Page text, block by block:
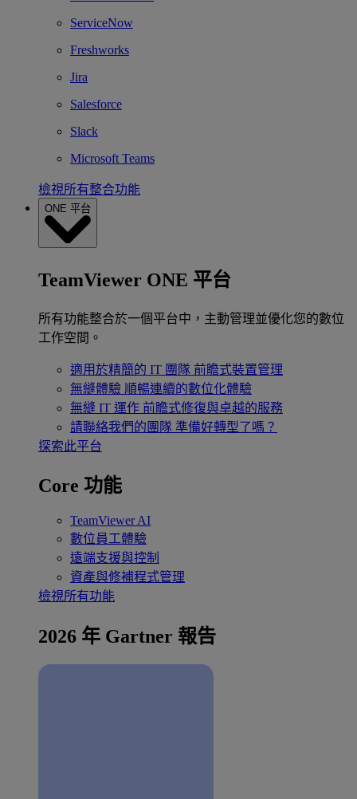
ServiceNow
Freshworks
Jira
Salesforce
Slack
Microsoft Teams
檢視所有整合功能
ONE 平台
TeamViewer ONE 平台
所有功能整合於一個平台中，主動管理並優化您的數位
工作空間。
適用於精簡的 IT 團隊 前瞻式裝置管理
無縫體驗 順暢連續的數位化體驗
無縫 IT 運作 前瞻式修復與卓越的服務
請聯絡我們的團隊 準備好轉型了嗎？
探索此平台
Core 功能
TeamViewer AI
數位員工體驗
遠端支援與控制
資產與修補程式管理
檢視所有功能
2026 年 Gartner 報告